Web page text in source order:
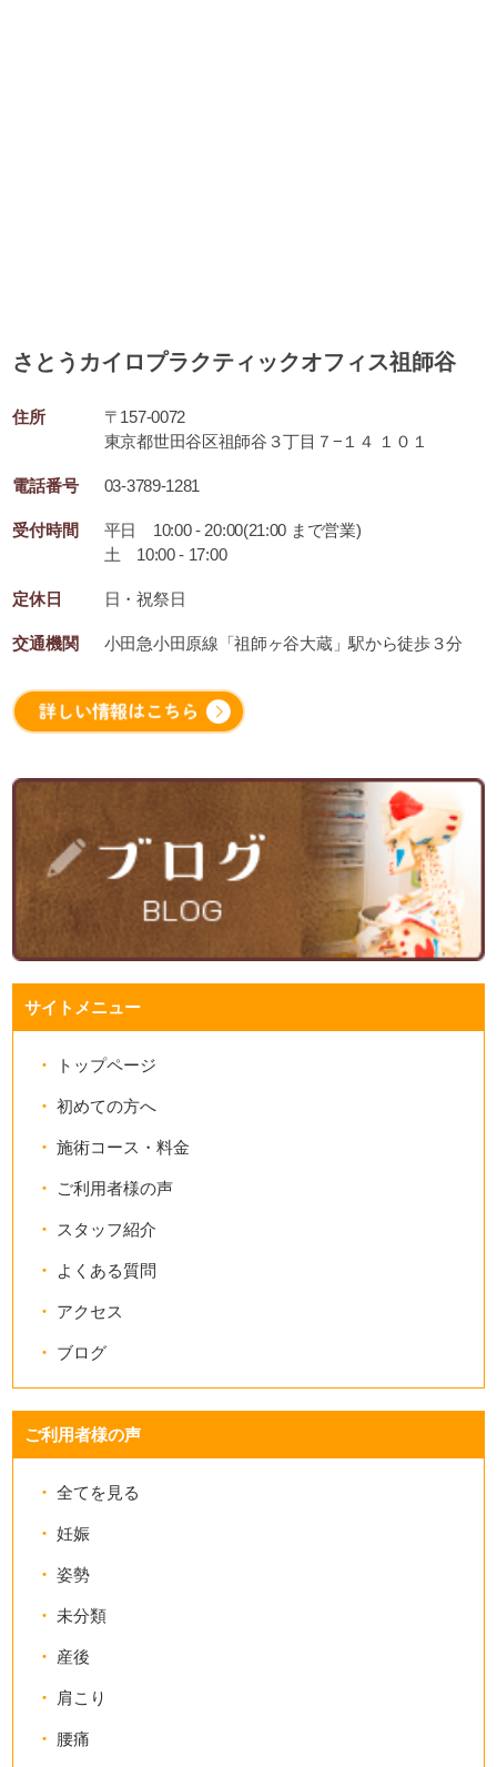
さとうカイロプラクティックオフィス祖師谷
住所
〒157-0072
東京都世田谷区祖師谷３丁目７−１４ １０１
電話番号 03-3789-1281
受付時間
平日 10:00 - 20:00(21:00 まで営業)
土 10:00 - 17:00
定休日 日・祝祭日
交通機関 小田急小田原線「祖師ヶ谷大蔵」駅から徒歩３分
サイトメニュー
トップページ
初めての方へ
施術コース・料金
ご利用者様の声
スタッフ紹介
よくある質問
アクセス
ブログ
ご利用者様の声
全てを見る
妊娠
姿勢
未分類
産後
肩こり
腰痛